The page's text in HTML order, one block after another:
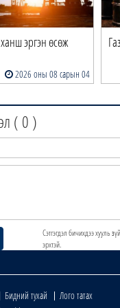
эргэн өсөж
2026 оны 08 сарын 04
( 0 )
Сэтгэгдэл бичихдээ хууль
эрхтэй.
Бидний тухай
Лого татах